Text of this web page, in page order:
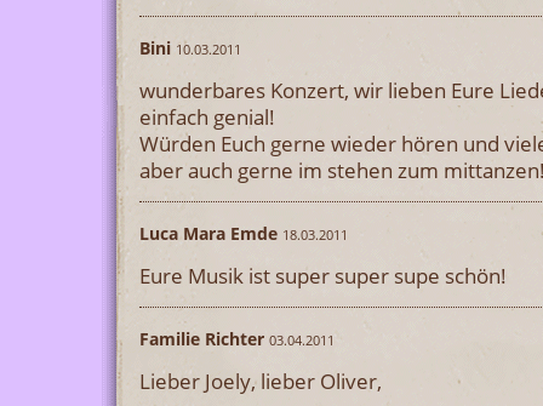
Bini 10.03.2011
wunderbares Konzert, wir lieben Eure
einfach genial!
Würden Euch gerne wieder hören und
aber auch gerne im stehen zum
Luca Mara Emde 18.03.2011
Eure Musik ist super super supe schön!
Familie Richter 03.04.2011
Lieber Joely, lieber Oliver,